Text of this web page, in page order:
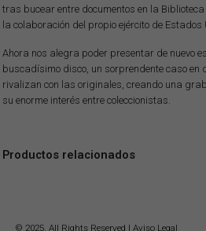
tras bucear entre documentos en la Biblioteca
la colaboración del propio ejército de Estados
Ahora nos alegra poder presentar de nuevo
buscadísimo disco, un sorprendente caso en
rivalizan con las originales, creando una
su enorme interés entre coleccionistas.
Productos relacionados
© 2025. All Rights Reserved | Aviso Legal